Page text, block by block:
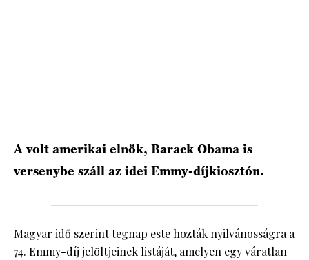
A volt amerikai elnök, Barack Obama is
versenybe száll az idei Emmy-díjkiosztón.
Magyar idő szerint tegnap este hozták nyilvánosságra a
74. Emmy-díj jelöltjeinek listáját, amelyen egy váratlan